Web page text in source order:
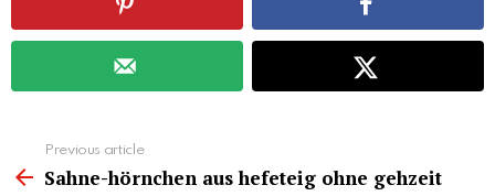
more
Previous article
Sahne-hörnchen aus hefeteig ohne gehzeit